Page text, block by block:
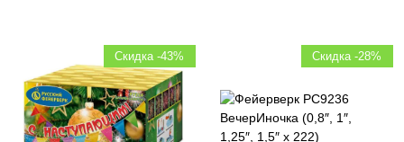
Скидка -43% Скидка -28%